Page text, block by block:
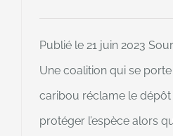
Publié le 21 juin 2023
Une coalition qui se
caribou réclame le
protéger l’espèce alors